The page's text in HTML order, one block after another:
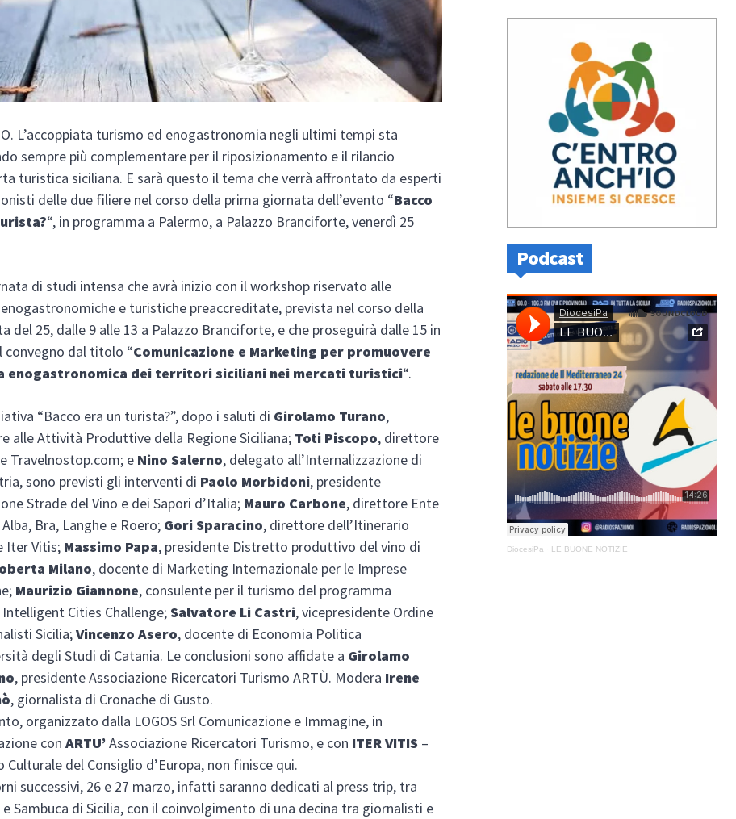
L’accoppiata turismo ed enogastronomia negli ultimi tempi sta
sempre più complementare per il riposizionamento e il rilancio
turistica siciliana. E sarà questo il tema che verrà affrontato da esperti
delle due filiere nel corso della prima giornata dell’evento “Bacco
“, in programma a Palermo, a Palazzo Branciforte, venerdì 25
di studi intensa che avrà inizio con il workshop riservato alle
e turistiche preaccreditate, prevista nel corso della
del 25, dalle 9 alle 13 a Palazzo Branciforte, e che proseguirà dalle 15 in
convegno dal titolo “Comunicazione e Marketing per promuovere
enogastronomica dei territori siciliani nei mercati turistici“.
“Bacco era un turista?”, dopo i saluti di Girolamo Turano,
alle Attività Produttive della Regione Siciliana; Toti Piscopo, direttore
Travelnostop.com; e Nino Salerno, delegato all’Internalizzazione di
sono previsti gli interventi di Paolo Morbidoni, presidente
Strade del Vino e dei Sapori d’Italia; Mauro Carbone, direttore Ente
Bra, Langhe e Roero; Gori Sparacino, direttore dell’Itinerario
Iter Vitis; Massimo Papa, presidente Distretto produttivo del vino di
Milano, docente di Marketing Internazionale per le Imprese
Maurizio Giannone, consulente per il turismo del programma
Cities Challenge;Salvatore Li Castri, vicepresidente Ordine
Sicilia;Vincenzo Asero, docente di Economia Politica
degli Studi di Catania. Le conclusioni sono affidate a Girolamo
, presidente Associazione Ricercatori Turismo ARTÙ. Modera Irene
, giornalista di Cronache di Gusto.
organizzato dalla LOGOS Srl Comunicazione e Immagine, in
conARTU’Associazione Ricercatori Turismo, e con ITER VITIS –
Culturale del Consiglio d’Europa, non finisce qui.
successivi, 26 e 27 marzo, infatti saranno dedicati al press trip, tra
e Sambuca di Sicilia, con il coinvolgimento di una decina tra giornalisti e
Podcast
DiocesiPa · LE BUONE NOTIZIE